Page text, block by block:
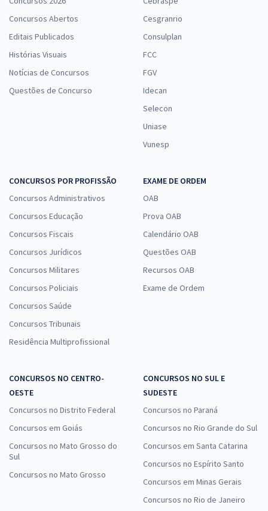
Concursos Abertos
Editais Publicados
Histórias Visuais
Notícias de Concursos
Questões de Concurso
Cesgranrio
Consulplan
FCC
FGV
Idecan
Selecon
Uniase
Vunesp
CONCURSOS POR PROFISSÃO
Concursos Administrativos
Concursos Educação
Concursos Fiscais
Concursos Jurídicos
Concursos Militares
Concursos Policiais
Concursos Saúde
Concursos Tribunais
Residência Multiprofissional
EXAME DE ORDEM
OAB
Prova OAB
Calendário OAB
Questões OAB
Recursos OAB
Exame de Ordem
CONCURSOS NO CENTRO-
OESTE
Concursos no Distrito Federal
Concursos em Goiás
Concursos no Mato Grosso do
Sul
Concursos no Mato Grosso
CONCURSOS NO SUL E
SUDESTE
Concursos no Paraná
Concursos no Rio Grande do Sul
Concursos em Santa Catarina
Concursos no Espírito Santo
Concursos em Minas Gerais
Concursos no Rio de Janeiro